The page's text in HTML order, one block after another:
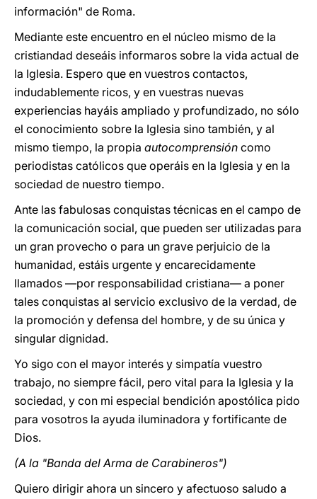
información" de Roma.
Mediante este encuentro en el núcleo mismo de la
cristiandad deseáis informaros sobre la vida actual de
la Iglesia. Espero que en vuestros contactos,
indudablemente ricos, y en vuestras nuevas
experiencias hayáis ampliado y profundizado, no sólo
el conocimiento sobre la Iglesia sino también, y al
mismo tiempo, la propia autocomprensión como
periodistas católicos que operáis en la Iglesia y en la
sociedad de nuestro tiempo.
Ante las fabulosas conquistas técnicas en el campo de
la comunicación social, que pueden ser utilizadas para
un gran provecho o para un grave perjuicio de la
humanidad, estáis urgente y encarecidamente
llamados —por responsabilidad cristiana— a poner
tales conquistas al servicio exclusivo de la verdad, de
la promoción y defensa del hombre, y de su única y
singular dignidad.
Yo sigo con el mayor interés y simpatía vuestro
trabajo, no siempre fácil, pero vital para la Iglesia y la
sociedad, y con mi especial bendición apostólica pido
para vosotros la ayuda iluminadora y fortificante de
Dios.
(A la "Banda del Arma de Carabineros")
Quiero dirigir ahora un sincero y afectuoso saludo a